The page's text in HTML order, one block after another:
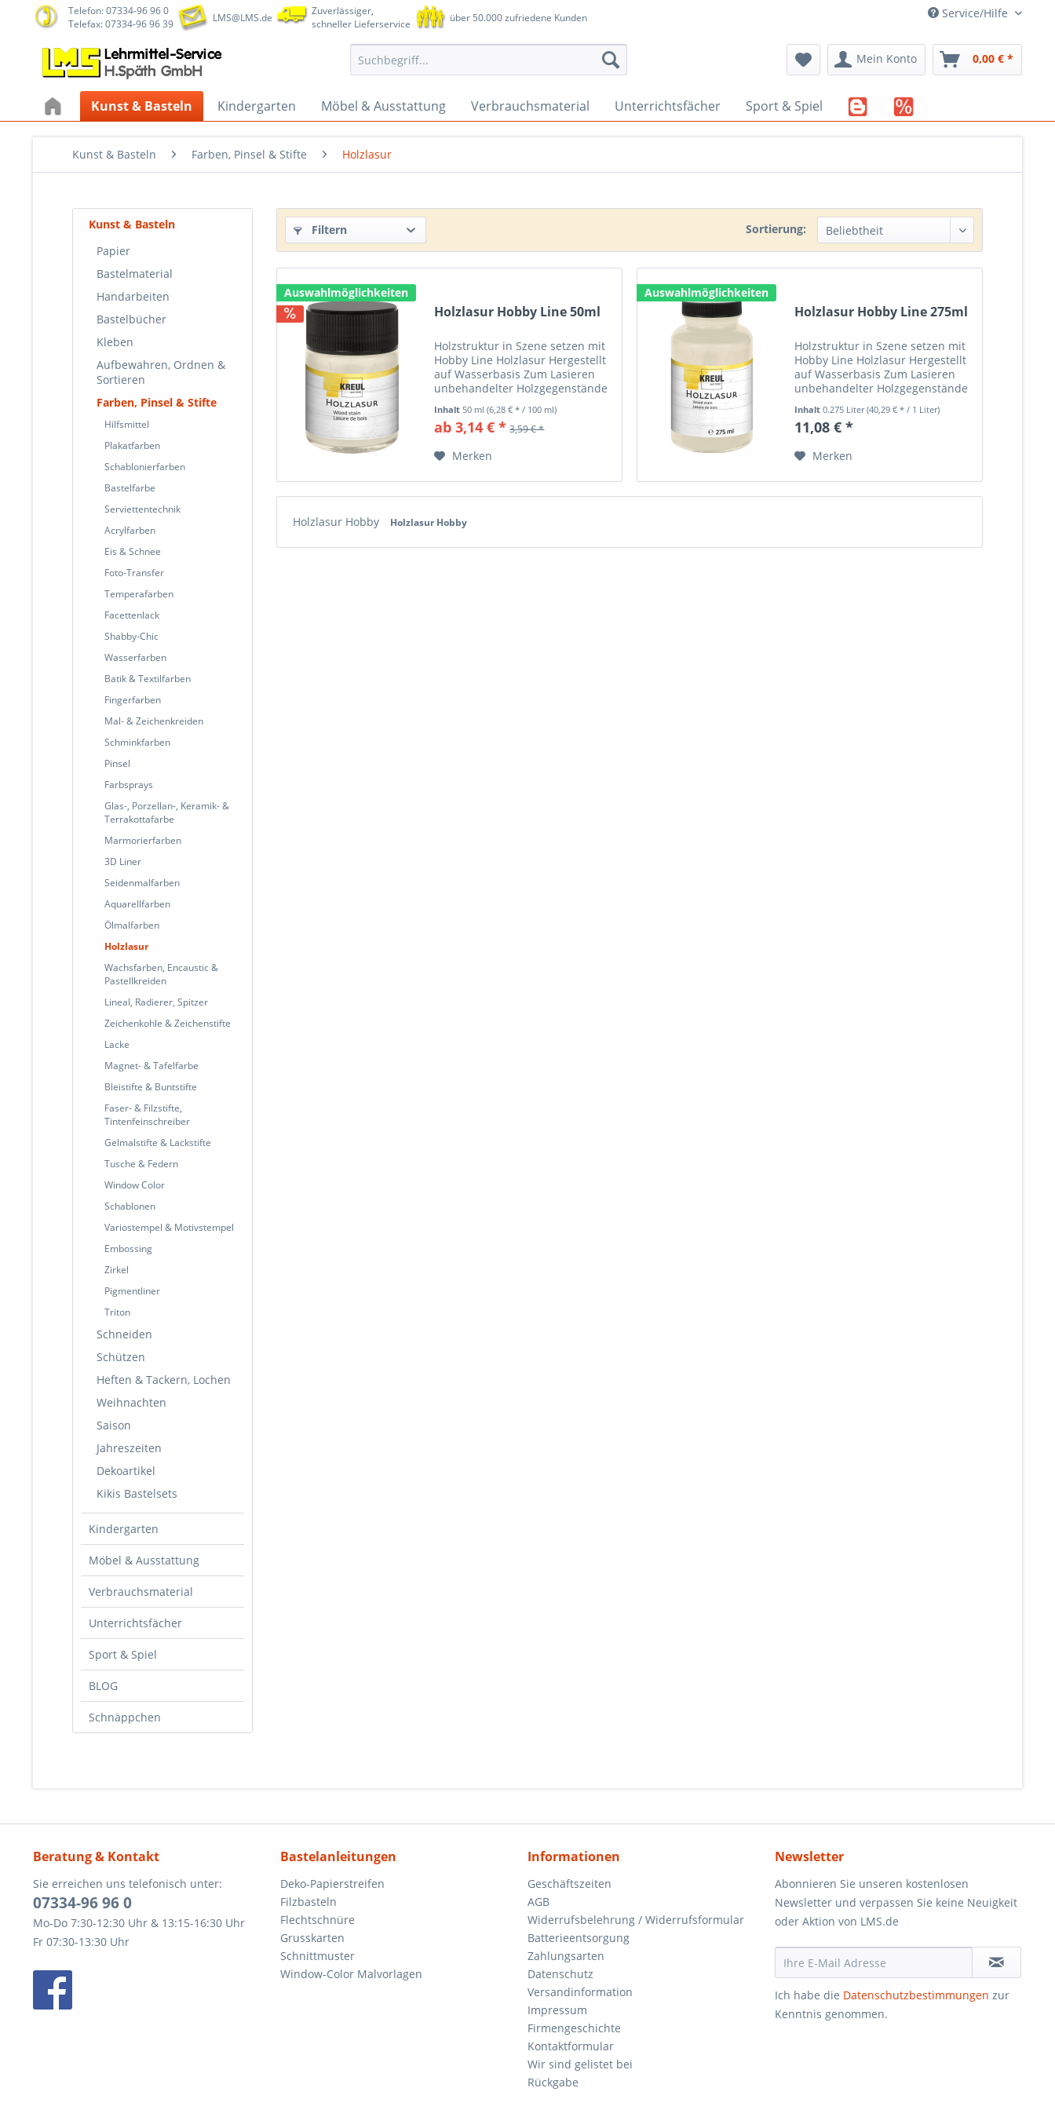
Telefon: 07334-96 96 0
Telefax: 07334-96 96 39
LMS@LMS.de
Zuverlässiger,
schneller Lieferservice
über 50.000 zufriedene Kunden Service/Hilfe
Mein Konto 0,00 € *
Kunst & Basteln Kindergarten Möbel & Ausstattung Verbrauchsmaterial Unterrichtsfächer Sport & Spiel
Kunst & Basteln Farben, Pinsel & Stifte Holzlasur
Kunst & Basteln
Papier
Bastelmaterial
Handarbeiten
Bastelbücher
Kleben
Aufbewahren, Ordnen &
Sortieren
Farben, Pinsel & Stifte
Hilfsmittel
Plakatfarben
Schablonierfarben
Bastelfarbe
Serviettentechnik
Acrylfarben
Eis & Schnee
Foto-Transfer
Temperafarben
Facettenlack
Shabby-Chic
Wasserfarben
Batik & Textilfarben
Fingerfarben
Mal- & Zeichenkreiden
Schminkfarben
Pinsel
Farbsprays
Glas-, Porzellan-, Keramik- &
Terrakottafarbe
Marmorierfarben
3D Liner
Seidenmalfarben
Aquarellfarben
Ölmalfarben
Holzlasur
Wachsfarben, Encaustic &
Pastellkreiden
Lineal, Radierer, Spitzer
Zeichenkohle & Zeichenstifte
Lacke
Magnet- & Tafelfarbe
Bleistifte & Buntstifte
Faser- & Filzstifte,
Tintenfeinschreiber
Gelmalstifte & Lackstifte
Tusche & Federn
Window Color
Schablonen
Variostempel & Motivstempel
Embossing
Zirkel
Pigmentliner
Triton
Schneiden
Schützen
Heften & Tackern, Lochen
Weihnachten
Saison
Jahreszeiten
Dekoartikel
Kikis Bastelsets
Kindergarten
Möbel & Ausstattung
Verbrauchsmaterial
Unterrichtsfächer
Sport & Spiel
BLOG
Schnäppchen
Filtern Sortierung:
Auswahlmöglichkeiten
Holzlasur Hobby Line 50ml
Holzstruktur in Szene setzen mit
Hobby Line Holzlasur Hergestellt
auf Wasserbasis Zum Lasieren
unbehandelter Holzgegenstände
Färbung der Holzoberfläche Die
natürliche Holzstruktur bleibt
Inhalt50 ml(6,28 € * / 100 ml)
ab 3,14 € * 3,59 € *
Merken
Auswahlmöglichkeiten
Holzlasur Hobby Line 275ml
Holzstruktur in Szene setzen mit
Hobby Line Holzlasur Hergestellt
auf Wasserbasis Zum Lasieren
unbehandelter Holzgegenstände
Färbung der Holzoberfläche Die
natürliche Holzstruktur bleibt
Inhalt0.275 Liter(40,29 € * / 1 Liter)
11,08 € *
Merken
Holzlasur Hobby Holzlasur Hobby
Beratung & Kontakt
Sie erreichen uns telefonisch unter:
07334-96 96 0
Mo-Do 7:30-12:30 Uhr & 13:15-16:30 Uhr
Fr 07:30-13:30 Uhr
Bastelanleitungen
Deko-Papierstreifen
Filzbasteln
Flechtschnüre
Grusskarten
Schnittmuster
Window-Color Malvorlagen
Informationen
Geschäftszeiten
AGB
Widerrufsbelehrung / Widerrufsformular
Batterieentsorgung
Zahlungsarten
Datenschutz
Versandinformation
Impressum
Firmengeschichte
Kontaktformular
Wir sind gelistet bei
Rückgabe
Newsletter
Abonnieren Sie unseren kostenlosen
Newsletter und verpassen Sie keine Neuigkeit
oder Aktion von LMS.de
Ich habe die Datenschutzbestimmungen zur
Kenntnis genommen.